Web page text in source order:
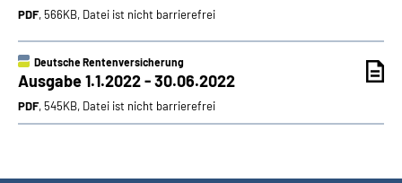
PDF, 566KB, Datei ist nicht barrierefrei
Deutsche Rentenversicherung
Ausgabe 1.1.2022 - 30.06.2022
PDF, 545KB, Datei ist nicht barrierefrei